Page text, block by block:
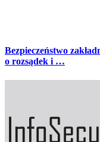
Bezpieczeństwo
o rozsądek i …